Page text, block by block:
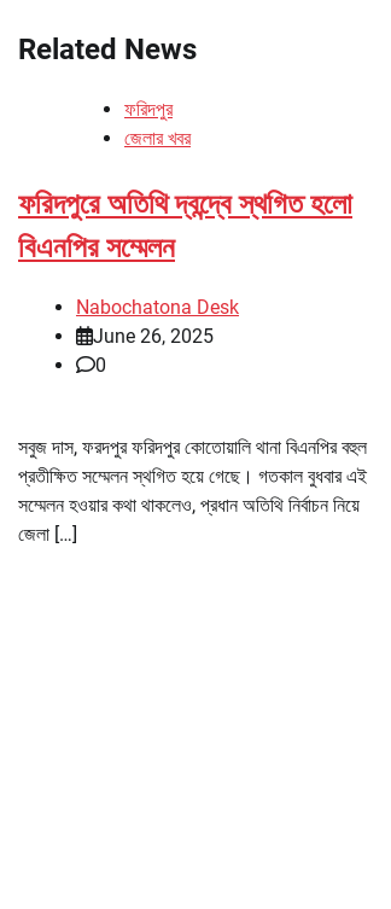
Related News
ফরিদপুর
জেলার খবর
ফরিদপুরে অতিথি দ্বন্দ্বে স্থগিত হলো
বিএনপির সম্মেলন
Nabochatona Desk
June 26, 2025
0
সবুজ দাস, ফরদপুর ফরিদপুর কোতোয়ালি থানা বিএনপির বহুল
প্রতীক্ষিত সম্মেলন স্থগিত হয়ে গেছে। গতকাল বুধবার এই
সম্মেলন হওয়ার কথা থাকলেও, প্রধান অতিথি নির্বাচন নিয়ে
জেলা […]